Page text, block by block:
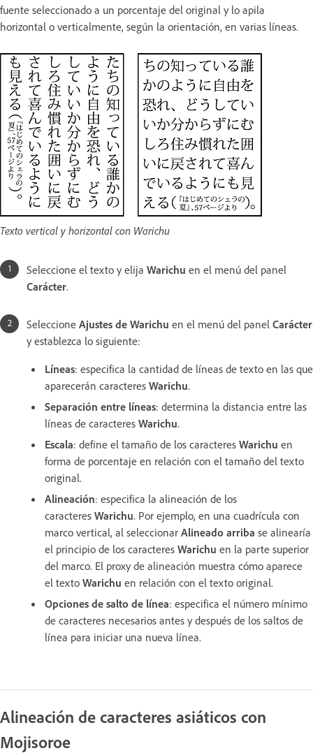
fuente seleccionado a un porcentaje del original y lo apila
horizontal o verticalmente, según la orientación, en varias líneas.
Texto vertical y horizontal con Warichu
Seleccione el texto y elija Warichu en el menú del panel
Carácter.
Seleccione Ajustes de Warichu en el menú del panel Carácter
y establezca lo siguiente:
Líneas: especifica la cantidad de líneas de texto en las que
aparecerán caracteres Warichu.
Separación entre líneas: determina la distancia entre las
líneas de caracteres Warichu.
Escala: define el tamaño de los caracteres Warichu en
forma de porcentaje en relación con el tamaño del texto
original.
Alineación: especifica la alineación de los
caracteres Warichu. Por ejemplo, en una cuadrícula con
marco vertical, al seleccionar Alineado arriba se alinearía
el principio de los caracteres Warichu en la parte superior
del marco. El proxy de alineación muestra cómo aparece
el texto Warichu en relación con el texto original.
Opciones de salto de línea: especifica el número mínimo
de caracteres necesarios antes y después de los saltos de
línea para iniciar una nueva línea.
Alineación de caracteres asiáticos con
Mojisoroe